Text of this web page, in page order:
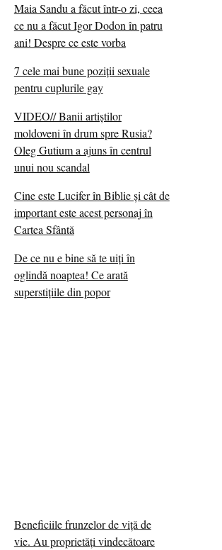
Maia Sandu a făcut într-o zi, ceea
ce nu a făcut Igor Dodon în patru
ani! Despre ce este vorba
7 cele mai bune poziții sexuale
pentru cuplurile gay
VIDEO// Banii artiștilor
moldoveni în drum spre Rusia?
Oleg Gutium a ajuns în centrul
unui nou scandal
Cine este Lucifer în Biblie și cât de
important este acest personaj în
Cartea Sfântă
De ce nu e bine să te uiți în
oglindă noaptea! Ce arată
superstițiile din popor
Beneficiile frunzelor de viță de
vie. Au proprietăţi vindecătoare